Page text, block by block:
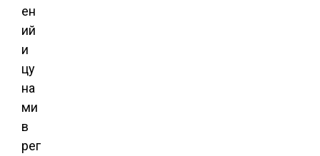
ен
ий
и
цу
на
ми
в
рег